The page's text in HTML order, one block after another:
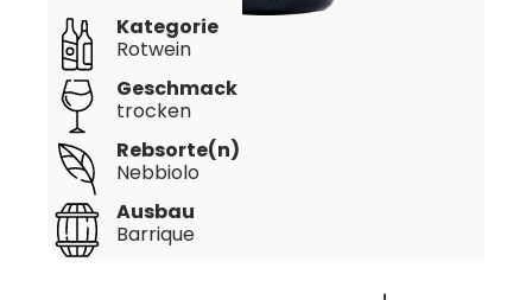
Ausbau
Barrique
Geschmack
trocken
Kategorie
Rotwein
Rebsorte(n)
Nebbiolo